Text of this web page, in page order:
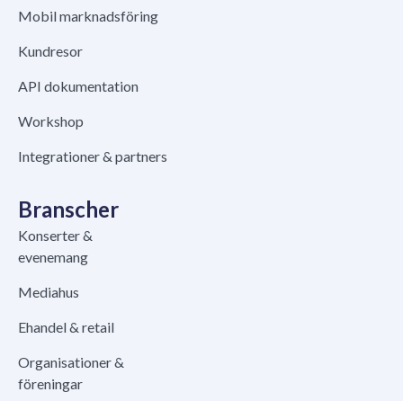
Mobil marknadsföring
Kundresor
API dokumentation
Workshop
Integrationer & partners
Branscher
Konserter &
evenemang
Mediahus
Ehandel & retail
Organisationer &
föreningar